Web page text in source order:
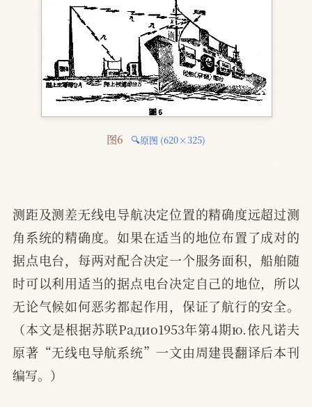
图6 🔍原图 (620×325)
测距及测差无线电导航决定位置的精确度远超过测
角系统的精确度。如果在适当的地位布置了成对的
据点电台，每两对配合决定一个服务面积，船舶随
时可以利用适当的据点电台决定自己的地位，所以
无论气候如何恶劣都起作用，保证了航行的安全。
（本文是根据苏联Paдиo1953年第4期ю.依凡诺夫
原著“无线电导航系统”一文由周建畏翻译后本刊
编写。）